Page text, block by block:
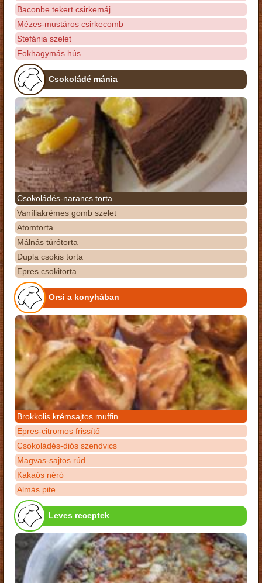
Baconbe tekert csirkemáj
Mézes-mustáros csirkecomb
Stefánia szelet
Fokhagymás hús
Csokoládé mánia
Csokoládés-narancs torta
Vaníliakrémes gomb szelet
Atomtorta
Málnás túrótorta
Dupla csokis torta
Epres csokitorta
Orsi a konyhában
Brokkolis krémsajtos muffin
Epres-citromos frissítő
Csokoládés-diós szendvics
Magvas-sajtos rúd
Kakaós néró
Almás pite
Leves receptek